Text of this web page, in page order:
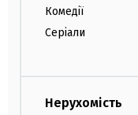
Комедії
Серіали
Нерухомість